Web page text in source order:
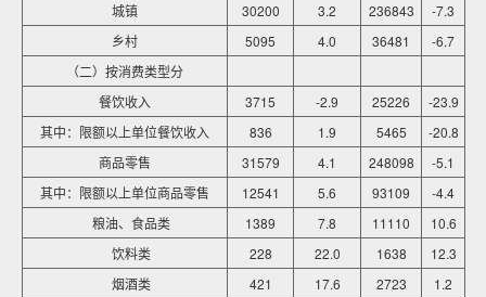
城镇
30200 3.2 236843
-7.3
乡村
5095 4.0 36481
-6.7
（二）按消费类型分
餐饮收入
3715 -2.9 25226
-23.9
其中：限额以上单位餐饮收入
836 1.9 5465
-20.8
商品零售
31579 4.1 248098
-5.1
其中：限额以上单位商品零售
12541 5.6 93109
-4.4
粮油、食品类
1389 7.8 11110
10.6
饮料类
228 22.0 1638
12.3
烟酒类
421 17.6 2723
1.2